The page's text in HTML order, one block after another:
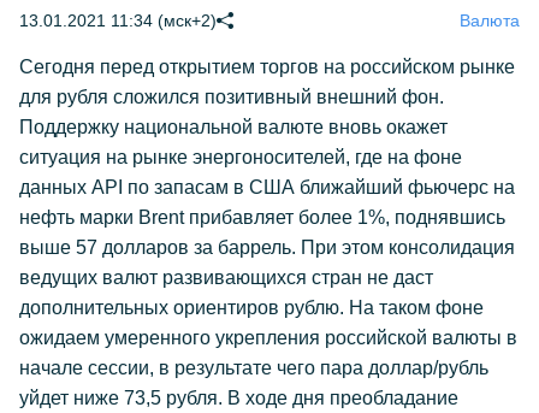
13.01.2021 11:34 (мск+2) Валюта
Сегодня перед открытием торгов на российском рынке
для рубля сложился позитивный внешний фон.
Поддержку национальной валюте вновь окажет
ситуация на рынке энергоносителей, где на фоне
данных API по запасам в США ближайший фьючерс на
нефть марки Brent прибавляет более 1%, поднявшись
выше 57 долларов за баррель. При этом консолидация
ведущих валют развивающихся стран не даст
дополнительных ориентиров рублю. На таком фоне
ожидаем умеренного укрепления российской валюты в
начале сессии, в результате чего пара доллар/рубль
уйдет ниже 73,5 рубля. В ходе дня преобладание